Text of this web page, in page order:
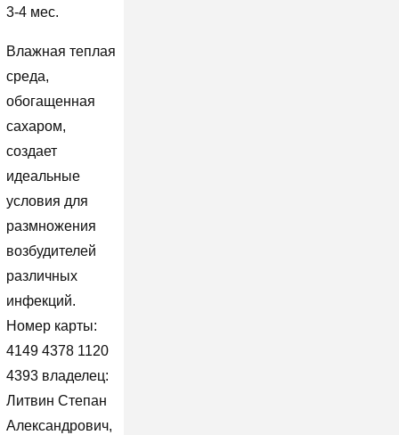
3-4 мес.
Влажная теплая
среда,
обогащенная
сахаром,
создает
идеальные
условия для
размножения
возбудителей
различных
инфекций.
Номер карты:
4149 4378 1120
4393 владелец:
Литвин Степан
Александрович,